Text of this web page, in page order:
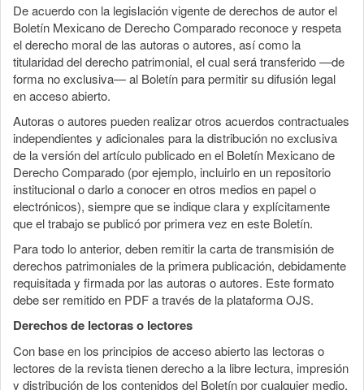
De acuerdo con la legislación vigente de derechos de autor el
Boletín Mexicano de Derecho Comparado reconoce y respeta
el derecho moral de las autoras o autores, así como la
titularidad del derecho patrimonial, el cual será transferido —de
forma no exclusiva— al Boletín para permitir su difusión legal
en acceso abierto.
Autoras o autores pueden realizar otros acuerdos contractuales
independientes y adicionales para la distribución no exclusiva
de la versión del artículo publicado en el Boletín Mexicano de
Derecho Comparado (por ejemplo, incluirlo en un repositorio
institucional o darlo a conocer en otros medios en papel o
electrónicos), siempre que se indique clara y explícitamente
que el trabajo se publicó por primera vez en este Boletín.
Para todo lo anterior, deben remitir la carta de transmisión de
derechos patrimoniales de la primera publicación, debidamente
requisitada y firmada por las autoras o autores. Este formato
debe ser remitido en PDF a través de la plataforma OJS.
Derechos de lectoras o lectores
Con base en los principios de acceso abierto las lectoras o
lectores de la revista tienen derecho a la libre lectura, impresión
y distribución de los contenidos del Boletín por cualquier medio,